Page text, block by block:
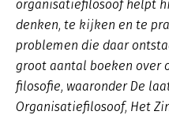
organisatiefilosoof helpt
denken, te kijken en te
problemen die daar
groot aantal boeken over
filosofie, waaronderDe
Organisatiefilosoof, Het